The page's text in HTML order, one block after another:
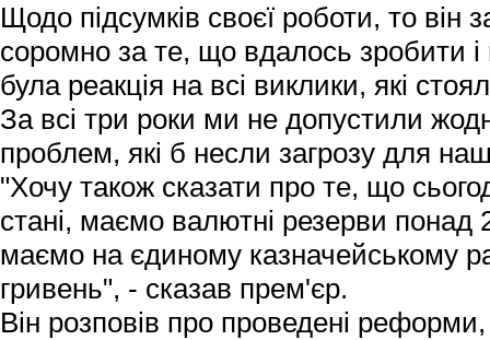
Щодо підсумків своєї роботи, то він
соромно за те, що вдалось зробити і
була реакція на всі виклики, які
За всі три роки ми не допустили
проблем, які б несли загрозу для
"Хочу також сказати про те, що
стані, маємо валютні резерви понад
маємо на єдиному казначейському
гривень", - сказав прем'єр.
Він розповів про проведені